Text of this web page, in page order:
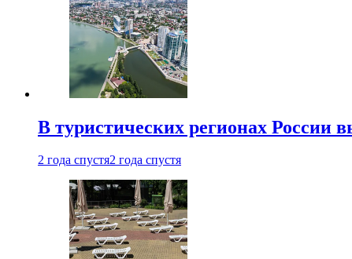
В туристических регионах России
2 года спустя2 года спустя